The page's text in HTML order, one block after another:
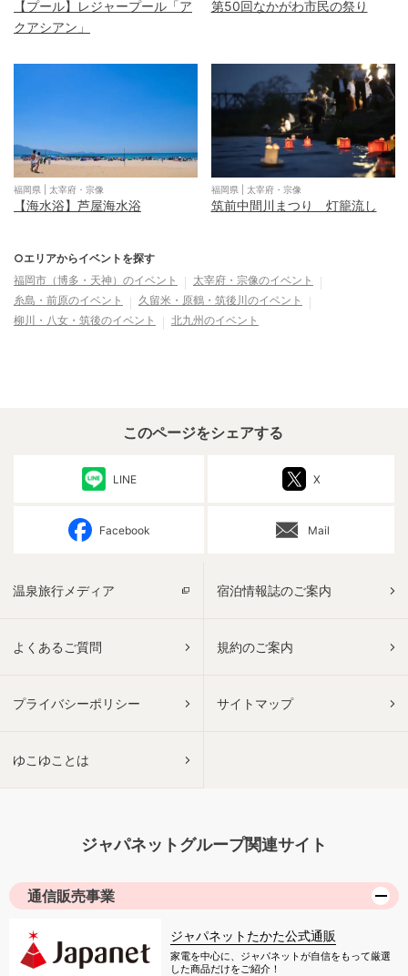
【プール】レジャープール「ア
クアシアン」
第50回なかがわ市民の祭り
福岡県 太宰府・宗像
【海水浴】芦屋海水浴
福岡県| 太宰府・宗像
筑前中間川まつり 灯籠流し
○エリアからイベントを探す
福岡市（博多・天神） のイベント 太宰府・宗像のイベント
糸島・前原のイベント 久留米・原鶴・筑後川 のイベント
柳川・八女・筑後のイベント 北九州 のイベント
このページをシェアする
LINE X
Facebook Mail
温泉旅行メディア 宿泊情報誌のご案内
よくあるご質問 規約のご案内
プライバシーポリシー サイトマップ
ゆこゆことは
ジャパネットグループ関連サイト
通信販売事業
ジャパネットたかた公式通販
家電を中心に、ジャパネットが自信をもって厳選
した商品だけをご紹介！